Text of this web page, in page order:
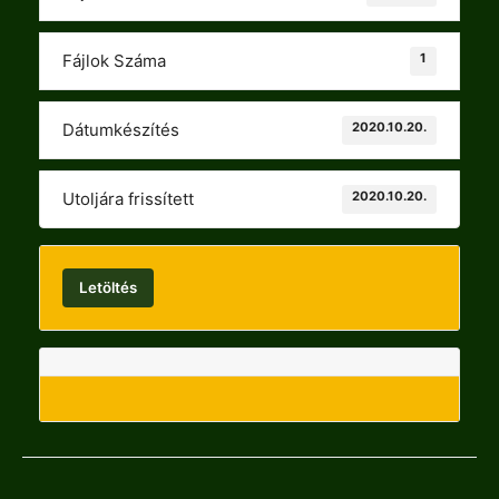
Fájlok Száma 1
Dátumkészítés 2020.10.20.
Utoljára frissített 2020.10.20.
Letöltés